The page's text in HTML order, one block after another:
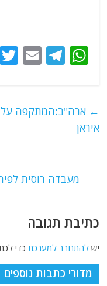
W
s
T
g
E
l ← ארה"ב:המתקפה על
איראן
מעבדה רוסית
כתיבת תגובה
ישלהתחבר למערכת כדי
מדורי כתבות נוספים